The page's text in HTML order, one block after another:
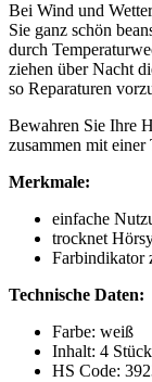
Bei Wind und
Sie ganz schön
durch
ziehen über Nacht
so Reparaturen
Bewahren Sie Ihre
zusammen mit einer
Merkmale:
einfache
trocknet
Farbindikator
Technische Daten:
Farbe: weiß
Inhalt: 4 Stück
HS Code: